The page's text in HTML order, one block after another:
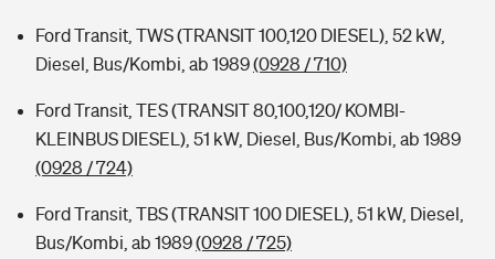
Ford Transit, TWS (TRANSIT 100,120 DIESEL), 52 kW,
Diesel, Bus/Kombi, ab 1989(0928 / 710)
Ford Transit, TES (TRANSIT 80,100,120/ KOMBI-
KLEINBUS DIESEL), 51 kW, Diesel, Bus/Kombi, ab 1989
(0928 / 724)
Ford Transit, TBS (TRANSIT 100 DIESEL), 51 kW, Diesel,
Bus/Kombi, ab 1989(0928 / 725)